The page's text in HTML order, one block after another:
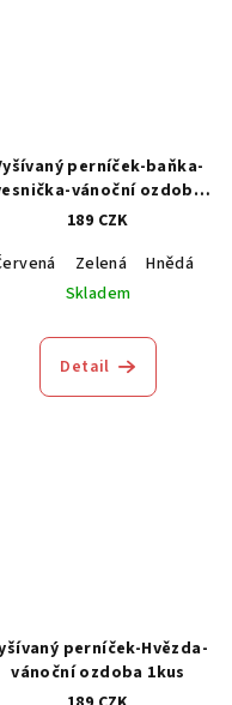
perníček-baňka-
vánoční ozdoba
1kus
189 CZK
Zelená Hnědá
Skladem
Detail
perníček-Hvězda-
vánoční ozdoba 1kus